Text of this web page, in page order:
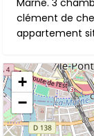
Marne. 3
clément de
appartement
+
−